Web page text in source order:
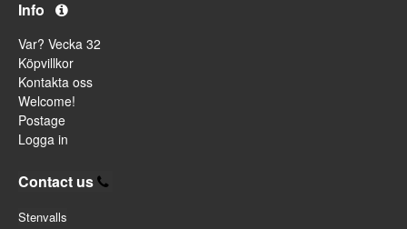
Info
Var? Vecka 32
Köpvillkor
Kontakta oss
Welcome!
Postage
Logga in
Contact us
Stenvalls